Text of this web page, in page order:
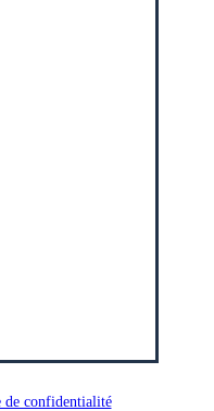
de confidentialité